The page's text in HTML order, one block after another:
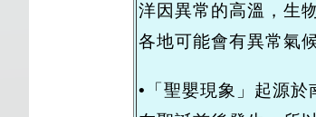
洋因異常的高溫，生
各地可能會有異常氣
•「聖嬰現象」起源